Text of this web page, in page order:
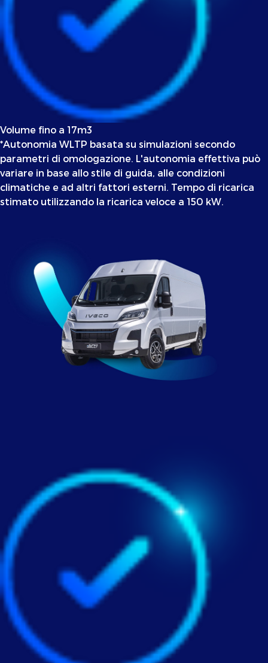
Volume fino a 17m3
*Autonomia WLTP basata su simulazioni secondo
parametri di omologazione. L'autonomia effettiva può
variare in base allo stile di guida, alle condizioni
climatiche e ad altri fattori esterni. Tempo di ricarica
stimato utilizzando la ricarica veloce a 150 kW.